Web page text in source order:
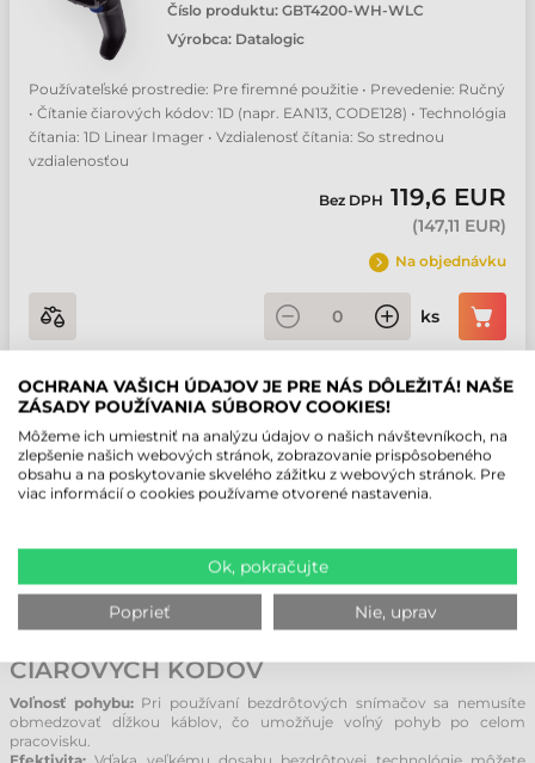
Číslo produktu: GBT4200-WH-WLC
Výrobca: Datalogic
Používateľské prostredie: Pre firemné použitie • Prevedenie: Ručný
• Čítanie čiarových kódov: 1D (napr. EAN13, CODE128) • Technológia
čítania: 1D Linear Imager • Vzdialenosť čítania: So strednou
vzdialenosťou
Bez DPH 119,6 EUR
(147,11 EUR)
Na objednávku
ks
ČO JE BEZDRÔTOVÝ SNÍMAČ
ČIAROVÝCH KÓDOV?
Ako už názov napovedá, ide o zariadenie navrhnuté na snímanie
bezdrôtový snímač čiarových kódov poskytuje používateľovi
neporovnateľne väčšiu voľnosť pohybu než jeho tradičné káblové
náprotivky.
ČIAROVÝCH KÓDOV
Voľnosť pohybu:Pri používaní bezdrôtových snímačov sa nemusíte
obmedzovať dĺžkou káblov, čo umožňuje voľný pohyb po celom
pracovisku.
OCHRANA VAŠICH ÚDAJOV JE PRE NÁS DÔLEŽITÁ! NAŠE
ZÁSADY POUŽÍVANIA SÚBOROV COOKIES!
Môžeme ich umiestniť na analýzu údajov o našich návštevníkoch, na
zlepšenie našich webových stránok, zobrazovanie prispôsobeného
obsahu a na poskytovanie skvelého zážitku z webových stránok. Pre
viac informácií o cookies používame otvorené nastavenia.
Ok, pokračujte
Poprieť Nie, uprav